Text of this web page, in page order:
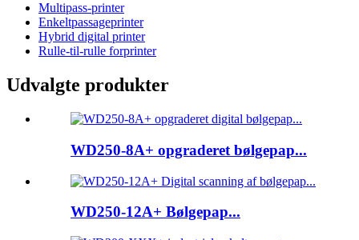
Multipass-printer
Enkeltpassageprinter
Hybrid digital printer
Rulle-til-rulle forprinter
Udvalgte produkter
WD250-8A+ opgraderet bølgepap...
WD250-12A+ Bølgepap...